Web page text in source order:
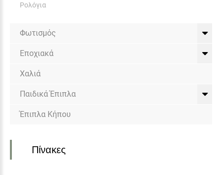
Ρολόγια
Φωτισμός
Εποχιακά
Χαλιά
Παιδικά Έπιπλα
Έπιπλα Κήπου
Πίνακες